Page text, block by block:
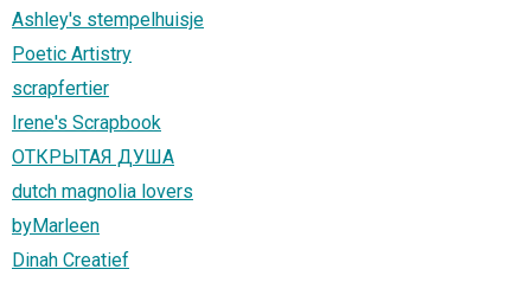
Ashley's stempelhuisje
Poetic Artistry
scrapfertier
Irene's Scrapbook
ОТКРЫТАЯ ДУША
dutch magnolia lovers
byMarleen
Dinah Creatief